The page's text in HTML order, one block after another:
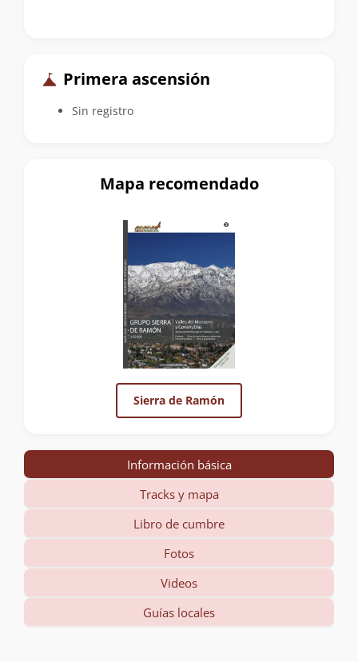
Primera ascensión
Sin registro
Mapa recomendado
Sierra de Ramón
Información básica
Tracks y mapa
Libro de cumbre
Fotos
Videos
Guías locales